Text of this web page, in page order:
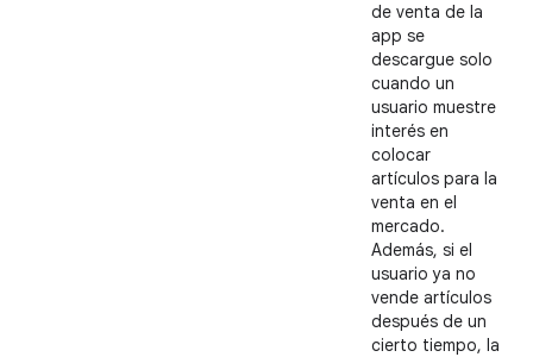
de venta de la
app se
descargue solo
cuando un
usuario muestre
interés en
colocar
artículos para la
venta en el
mercado.
Además, si el
usuario ya no
vende artículos
después de un
cierto tiempo, la